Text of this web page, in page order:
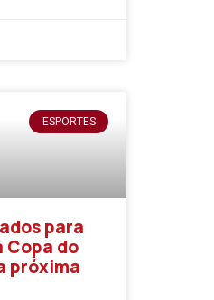
ESPORTES
para
Copa do
próxima